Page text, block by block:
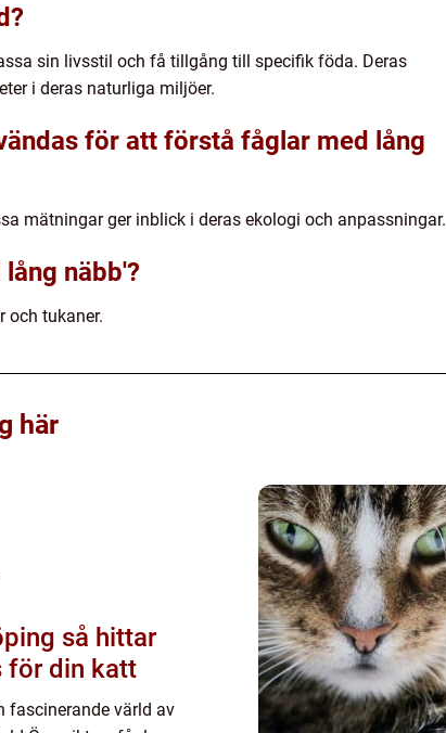
sin livsstil och få tillgång till specifik föda. Deras
i deras naturliga miljöer.
för att förstå fåglar med lång
mätningar ger inblick i deras ekologi och anpassningar.
näbb'?
och tukaner.
här
hittar
för din katt
fascinerande värld av